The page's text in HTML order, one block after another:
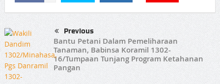
Previous
Bantu Petani Dalam Pemeliharaan
Tanaman, Babinsa Koramil 1302-
16/Tumpaan Tunjang Program Ketahanan
Pangan